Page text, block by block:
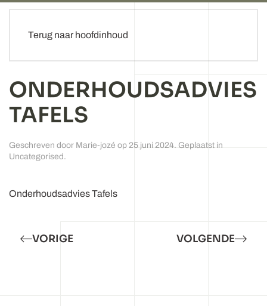
Terug naar hoofdinhoud
ONDERHOUDSADVIES
TAFELS
Geschreven door Marie-jozé op 25 juni 2024. Geplaatst in
Uncategorised .
Onderhoudsadvies Tafels
VORIGE VOLGENDE